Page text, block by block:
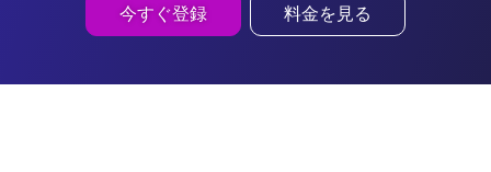
今すぐ登録 料金を見る